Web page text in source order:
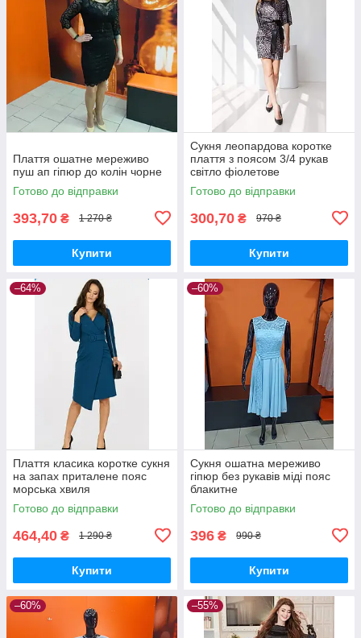
Плаття ошатне мереживо
пуш ап гіпюр до колін чорне
Готово до відправки
393,70 ₴ 1 270 ₴
Купити
Сукня леопардова коротке
плаття з поясом 3/4 рукав
світло фіолетове
Готово до відправки
300,70 ₴ 970 ₴
Купити
–64%
Плаття класика коротке сукня
на запах приталене пояс
морська хвиля
Готово до відправки
464,40 ₴ 1 290 ₴
Купити
–60%
Сукня ошатна мереживо
гіпюр без рукавів міді пояс
блакитне
Готово до відправки
396 ₴ 990 ₴
Купити
–60% –55%